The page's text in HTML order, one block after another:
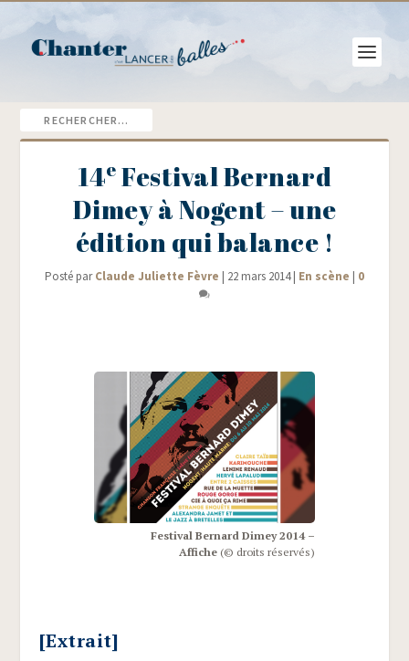
14e Festival Bernard
Dimey à Nogent – une
édition qui balance !
Posté parClaude Juliette Fèvre | 22 mars 2014| En scène | 0
Fes­ti­val Ber­nard Dimey 2014 –
Affiche(© droits réservés)
[Extrait]